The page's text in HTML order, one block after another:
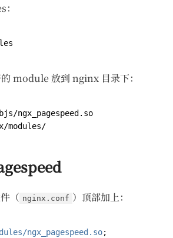
module 放到 nginx 目录下：
ngx_pagespeed.so
（ nginx.conf ）顶部加上：
ngx_pagespeed.so;